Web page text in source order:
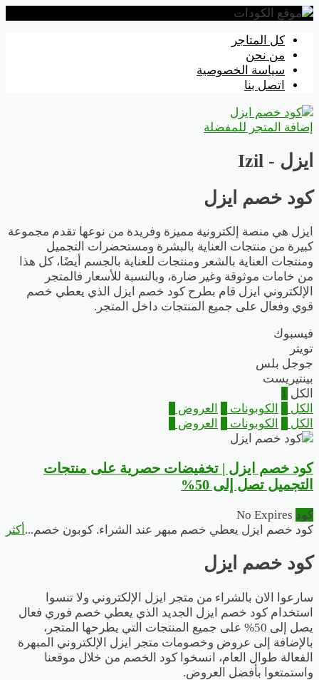
تخطي
المحتوى
كل المتاجر
من نحن
سياسة الخصوصية
اتصل بنا
إضافة المتجر للمفضلة
ايزل - Izil
كود خصم ايزل
ايزل هي منصة إلكترونية مميزة وفريدة من نوعها تقدم مجموعة
كبيرة من منتجات العناية بالبشرة ومستحضرات التجميل
ومنتجات العناية بالشعر ومنتجات للعناية بالجسم أيضًا، كل هذا
من خامات موثوقة وغير ضارة، وبالنسبة للأسعار فالمتجر
الإلكتروني ايزل قام بطرح كود خصم ايزل الذي يعطي خصم
قوي وفعال على جميع المنتجات داخل المتجر.
فيسبوك
تويتر
جوجل بلس
بينتيريست
الكل 1
الكل
الكوبونات العروض
الكل
الكوبونات العروض
كود خصم ايزل | تخفيضات حصرية على منتجات
التجميل تصل إلى 50%
كود No Expires
كود خصم ايزل يعطي خصم مبهر عند الشراء. كوبون خصم... أكثر
كود خصم ايزل
سارعوا الان بالشراء من متجر ايزل الإلكتروني ولا تنسوا
استخدام كود خصم ايزل الجديد الذي يعطي خصم فوري فعال
يصل إلى 50% على جميع المنتجات التي يطرحها المتجر،
بالإضافة إلى عروض وخصومات متجر ايزل الإلكتروني المبهرة
الفعالة طوال العام، انسخوا كود الخصم من خلال موقعنا
واستمتعوا بأفضل العروض.